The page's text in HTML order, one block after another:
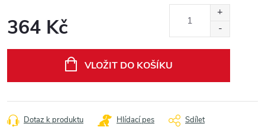
364 Kč
VLOŽIT DO KOŠÍKU
Dotaz k produktu Hlídací pes Sdílet